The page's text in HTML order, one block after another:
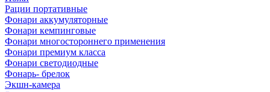
Рации портативные
Фонари аккумуляторные
Фонари кемпинговые
Фонари многостороннего применения
Фонари премиум класса
Фонари светодиодные
Фонарь- брелок
Экшн-камера